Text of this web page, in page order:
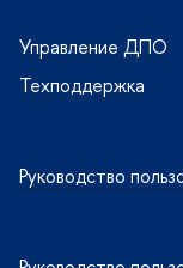
Управление ДПО
Техподдержка
Руководство